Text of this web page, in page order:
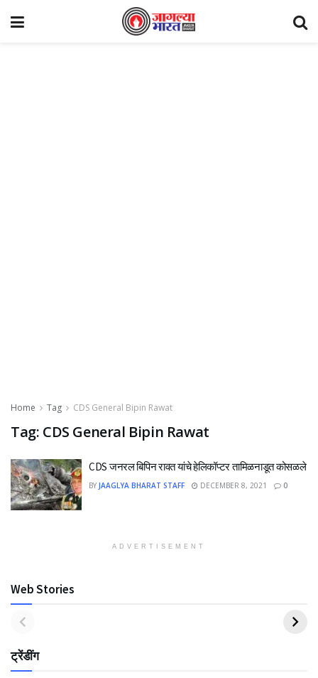
Home Tag CDS General Bipin Rawat
Tag: CDS General Bipin Rawat
CDS जनरल बिपिन रावत यांचे हेलिकॉप्टर तामिळनाडूत कोसळले
BY JAAGLYA BHARAT STAFF DECEMBER 8, 2021 0
ADVERTISEMENT
Web Stories
ट्रेंडींग